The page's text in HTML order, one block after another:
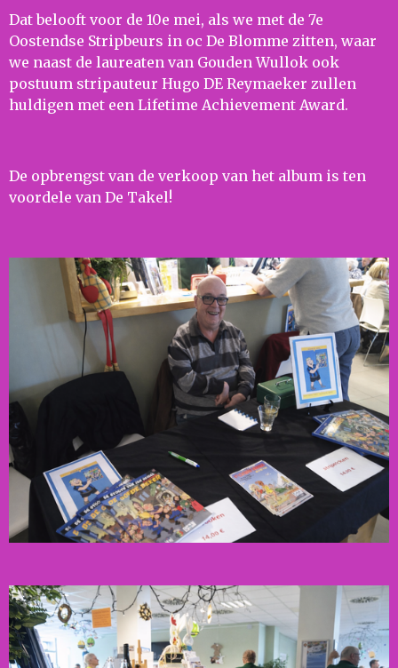
Dat belooft voor de 10e mei, als we met de 7e
Oostendse Stripbeurs in oc De Blomme zitten, waar
we naast de laureaten van Gouden Wullok ook
postuum stripauteur Hugo DE Reymaeker zullen
huldigen met een Lifetime Achievement Award.
De opbrengst van de verkoop van het album is ten
voordele van De Takel!